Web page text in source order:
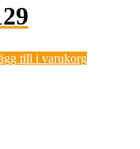
till i varukorg